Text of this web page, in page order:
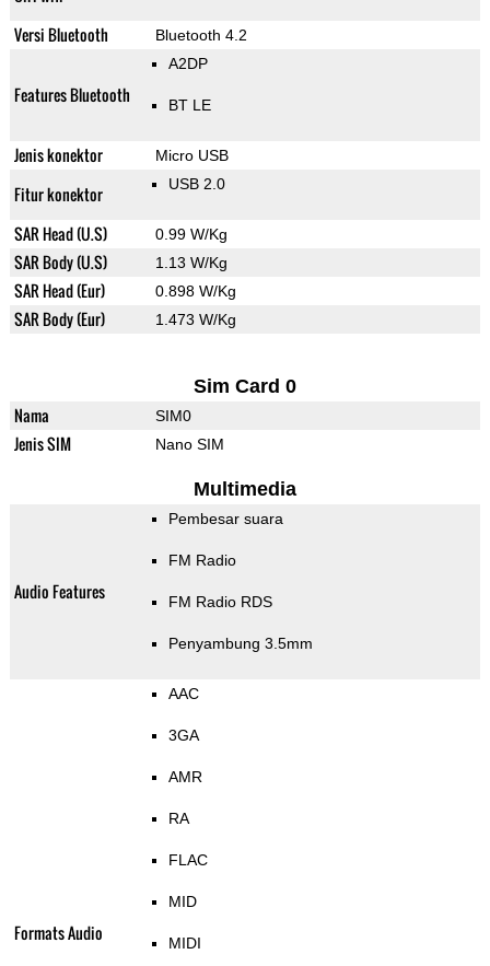
Versi Bluetooth Bluetooth 4.2
Features Bluetooth
A2DP
BT LE
Jenis konektor Micro USB
Fitur konektor USB 2.0
SAR Head (U.S) 0.99 W/Kg
SAR Body (U.S) 1.13 W/Kg
SAR Head (Eur) 0.898 W/Kg
SAR Body (Eur) 1.473 W/Kg
Sim Card 0
Nama SIM0
Jenis SIM Nano SIM
Multimedia
Audio Features
Pembesar suara
FM Radio
FM Radio RDS
Penyambung 3.5mm
Formats Audio
AAC
3GA
AMR
RA
FLAC
MID
MIDI